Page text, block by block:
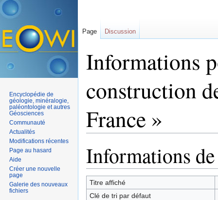
Informations
construction
France »
Informations de
Titre affiché
Clé de tri par défaut
Page Discussion
Encyclopédie de
géologie, minéralogie,
paléontologie et autres
Géosciences
Communauté
Actualités
Modifications récentes
Page au hasard
Aide
Créer une nouvelle
page
Galerie des nouveaux
fichiers